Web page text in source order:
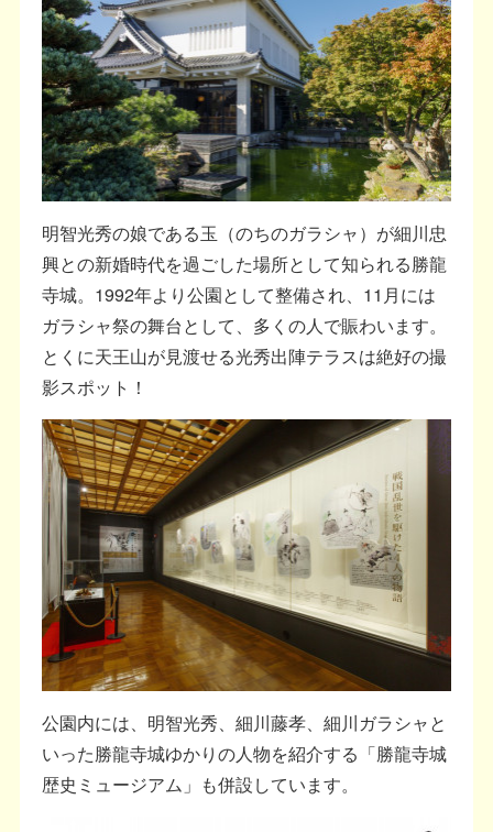
明智光秀の娘である玉（のちのガラシャ）が細川忠
興との新婚時代を過ごした場所として知られる勝龍
寺城。1992年より公園として整備され、11月には
ガラシャ祭の舞台として、多くの人で賑わいます。
とくに天王山が見渡せる光秀出陣テラスは絶好の撮
影スポット！
公園内には、明智光秀、細川藤孝、細川ガラシャと
いった勝龍寺城ゆかりの人物を紹介する「勝龍寺城
歴史ミュージアム」も併設しています。